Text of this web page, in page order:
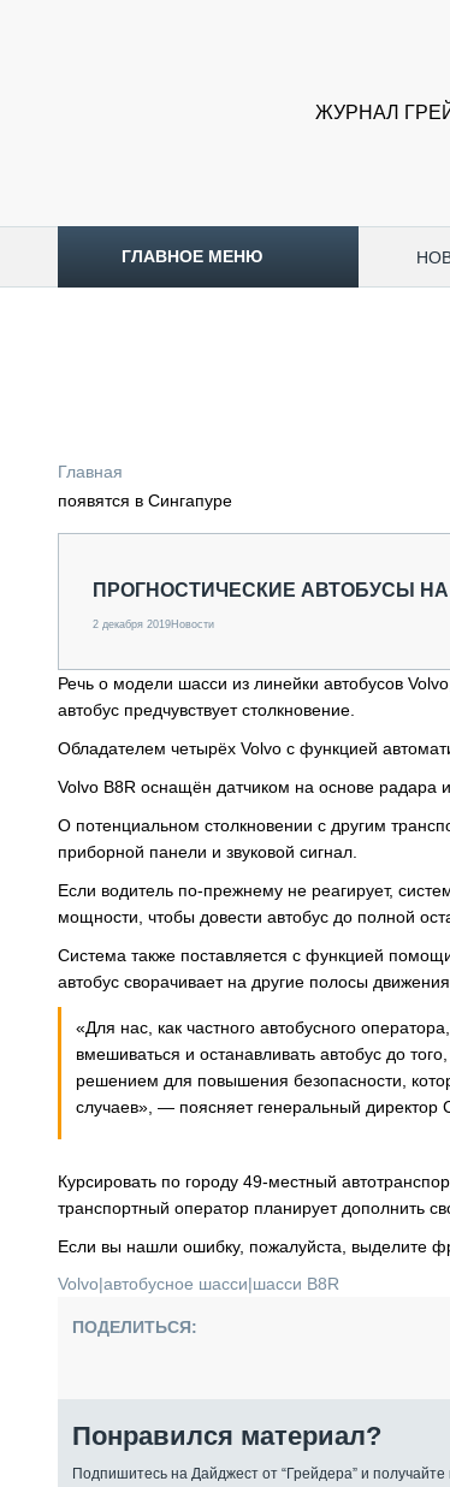
ЖУРНАЛ
ГЛАВНОЕ МЕНЮ
ОБЗОР РЫНКА
ГРУЗОПЕРЕВОЗКИ
ИСПЫТАТЕЛИ
ТЕХНОЛОГИИ
ДОРОЖНАЯ ИНДУСТРИЯ
СЕРВИСМЕНЫ
Главная
появятся в Сингапуре
ПРОГНОСТИЧЕСКИЕ АВТОБУСЫ НА
2 декабря 2019Новости
Речь о модели шасси из линейки автобусов
автобус предчувствует столкновение.
Обладателем четырёх Volvo с функцией
Volvo B8R оснащён датчиком на основе радара и
О потенциальном столкновении с другим
приборной панели и звуковой сигнал.
Если водитель по-прежнему не реагирует,
мощности, чтобы довести автобус до полной
Система также поставляется с функцией
автобус сворачивает на другие полосы движения.
«Для нас, как частного автобусного
вмешиваться и останавливать автобус до
решением для повышения безопасности,
случаев», — поясняет генеральный директор
Курсировать по городу 49-местный
транспортный оператор планирует дополнить
Если вы нашли ошибку, пожалуйста, выделите
Volvo|автобусное шасси|шасси B8R
ПОДЕЛИТЬСЯ:
Понравился материал?
Подпишитесь на Дайджест от “Грейдера” и